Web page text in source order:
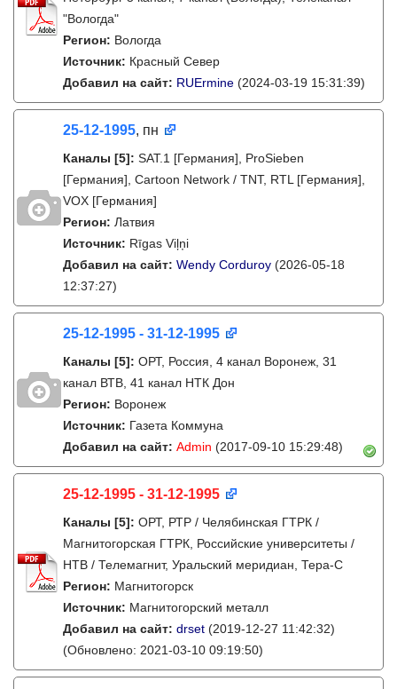
"Вологда"
Регион: Вологда
Источник: Красный Север
Добавил на сайт: RUErmine (2024-03-19 15:31:39)
25-12-1995, пн
Каналы [5]: SAT.1 [Германия], ProSieben
[Германия], Cartoon Network / TNT, RTL [Германия],
VOX [Германия]
Регион: Латвия
Источник: Rīgas Viļņi
Добавил на сайт: Wendy Corduroy (2026-05-18
12:37:27)
25-12-1995 - 31-12-1995
Каналы [5]: ОРТ, Россия, 4 канал Воронеж, 31
канал ВТВ, 41 канал НТК Дон
Регион: Воронеж
Источник: Газета Коммуна
Добавил на сайт: Admin (2017-09-10 15:29:48)
25-12-1995 - 31-12-1995
Каналы [5]: ОРТ, РТР / Челябинская ГТРК /
Магнитогорская ГТРК, Российские университеты /
НТВ / Телемагнит, Уральский меридиан, Тера-С
Регион: Магнитогорск
Источник: Магнитогорский металл
Добавил на сайт: drset (2019-12-27 11:42:32)
(Обновлено: 2021-03-10 09:19:50)